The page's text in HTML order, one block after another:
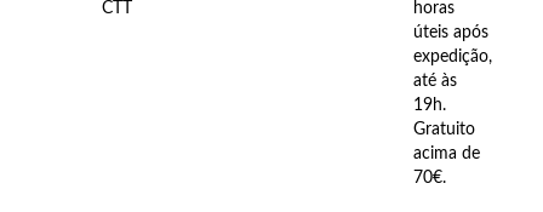
CTT
horas
úteis após
expedição,
até às
19h.
Gratuito
acima de
70€.